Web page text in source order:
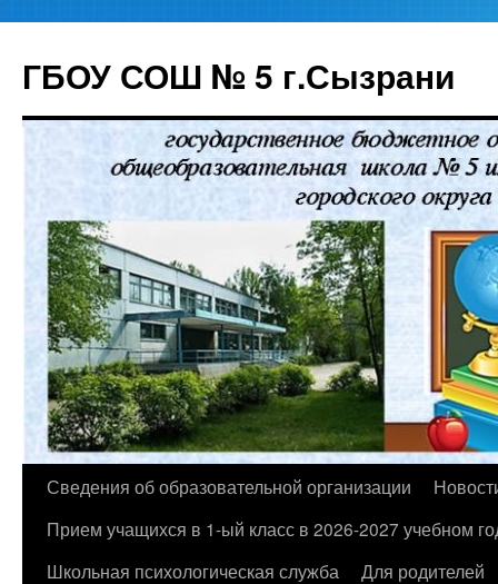
ГБОУ СОШ № 5 г.Сызрани
Перейти
содержимому
Сведения об образовательной организации
Прием учащихся в 1-ый класс в 2026-2027 учебном
Школьная психологическая служба
Для родителей